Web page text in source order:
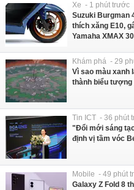
Xe - 1 phút trước
Suzuki Burgman
thích xăng E10,
Yamaha XMAX
Khám phá - 29
Vì sao màu xanh
thành biểu
Tin ICT - 36 phút
"Đổi mới sáng
định vị tầm vóc
Mobile - 49 phút
Galaxy Z Fold 8